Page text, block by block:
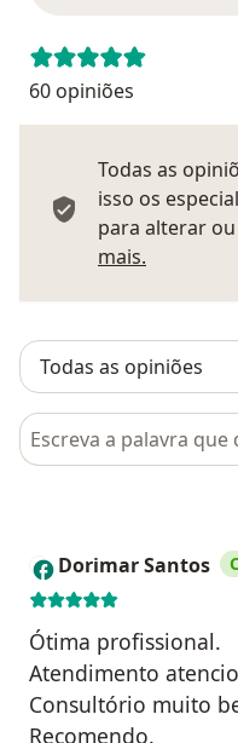
60 opiniões
Todas as
isso os
para alterar
mais.
Pesquisar em opiniões
D Dorimar Santos
Ótima profissional.
Atendimento
Consultório muito
Recomendo.